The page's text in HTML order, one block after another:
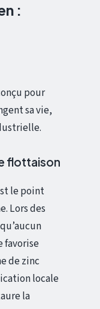
:
pour
sa vie,
flottaison
le point
Lors des
favorise
de zinc
locale
la